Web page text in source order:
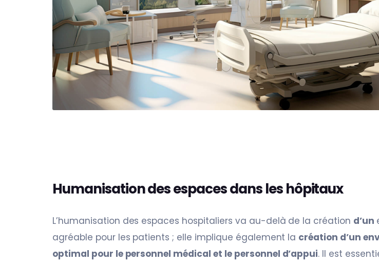
Humanisation des espaces dans les hôpitaux
L’humanisation des espaces hospitaliers va au-delà de la création d’un
agréable pour les patients ; elle implique également la création d’un
optimal pour le personnel médical et le personnel d’appui. Il est